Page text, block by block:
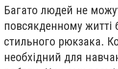
Багато людей не
повсякденному житті
стильного рюкзака.
необхідний для